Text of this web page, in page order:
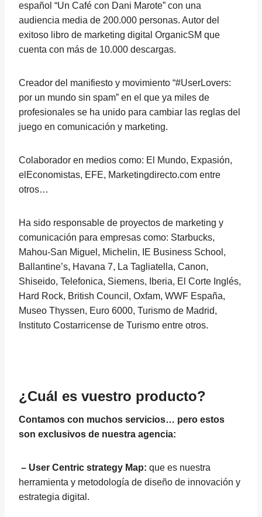
español “Un Café con Dani Marote” con una
audiencia media de 200.000 personas. Autor del
exitoso libro de marketing digital OrganicSM que
cuenta con más de 10.000 descargas.
Creador del manifiesto y movimiento “#UserLovers:
por un mundo sin spam” en el que ya miles de
profesionales se ha unido para cambiar las reglas del
juego en comunicación y marketing.
Colaborador en medios como: El Mundo, Expasión,
elEconomistas, EFE, Marketingdirecto.com entre
otros…
Ha sido responsable de proyectos de marketing y
comunicación para empresas como: Starbucks,
Mahou-San Miguel, Michelin, IE Business School,
Ballantine’s, Havana 7, La Tagliatella, Canon,
Shiseido, Telefonica, Siemens, Iberia, El Corte Inglés,
Hard Rock, British Council, Oxfam, WWF España,
Museo Thyssen, Euro 6000, Turismo de Madrid,
Instituto Costarricense de Turismo entre otros.
¿Cuál es vuestro producto?
Contamos con muchos servicios… pero estos
son exclusivos de nuestra agencia:
– User Centric strategy Map: que es nuestra
herramienta y metodología de diseño de innovación y
estrategia digital.